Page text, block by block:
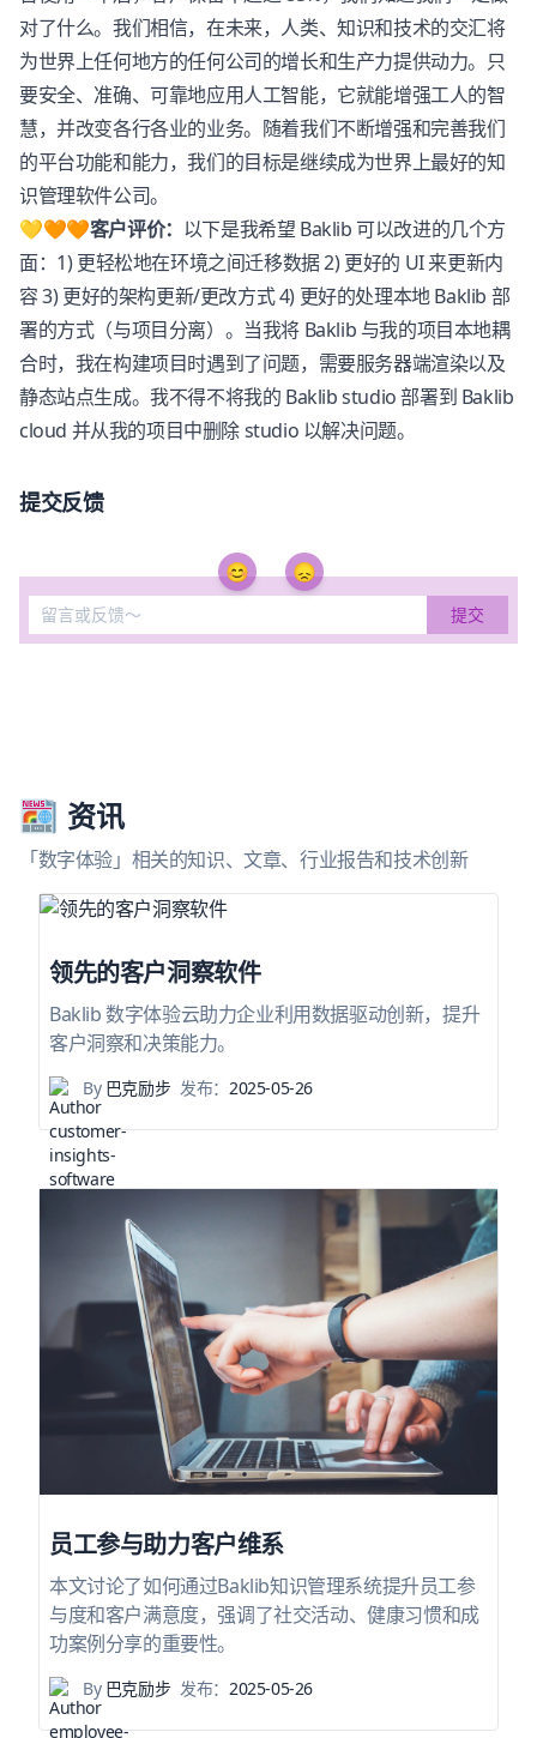
对了什么。我们相信，在未来，人类、知识和技术的交汇将
为世界上任何地方的任何公司的增长和生产力提供动力。只
要安全、准确、可靠地应用人工智能，它就能增强工人的智
慧，并改变各行各业的业务。随着我们不断增强和完善我们
的平台功能和能力，我们的目标是继续成为世界上最好的知
识管理软件公司。
💛🧡🧡客户评价： 以下是我希望 Baklib 可以改进的几个方
面：1) 更轻松地在环境之间迁移数据 2) 更好的 UI 来更新内
容 3) 更好的架构更新/更改方式 4) 更好的处理本地Baklib 部
署的方式（与项目分离）。当我将 Baklib 与我的项目本地耦
合时，我在构建项目时遇到了问题，需要服务器端渲染以及
静态站点生成。我不得不将我的 Baklibstudio 部署到 Baklib
cloud 并从我的项目中删除 studio 以解决问题。
提交反馈
😊 😞
资讯
「数字体验」相关的知识、文章、行业报告和技术创新
领先的客户洞察软件
Baklib 数字体验云助力企业利用数据驱动创新，提升
客户洞察和决策能力。
By巴克励步 发布：2025-05-26
员工参与助力客户维系
本文讨论了如何通过Baklib知识管理系统提升员工参
与度和客户满意度，强调了社交活动、健康习惯和成
功案例分享的重要性。
By巴克励步 发布： 2025-05-26